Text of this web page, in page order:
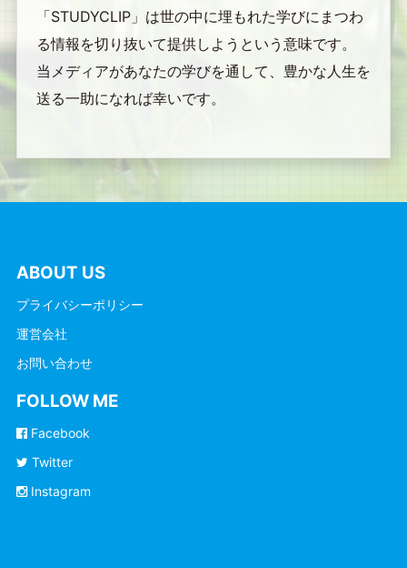
「STUDYCLIP」は世の中に埋もれた学びにまつわ
る情報を切り抜いて提供しようという意味です。
当メディアがあなたの学びを通して、豊かな人生を
送る一助になれば幸いです。
ABOUT US
プライバシーポリシー
運営会社
お問い合わせ
FOLLOW ME
Facebook
Twitter
Instagram